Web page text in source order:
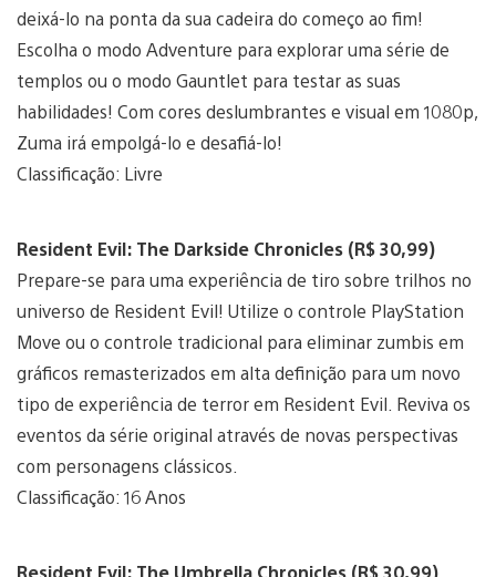
deixá-lo na ponta da sua cadeira do começo ao fim!
Escolha o modo Adventure para explorar uma série de
templos ou o modo Gauntlet para testar as suas
habilidades! Com cores deslumbrantes e visual em 1080p,
Zuma irá empolgá-lo e desafiá-lo!
Classificação: Livre
Resident Evil: The Darkside Chronicles (R$ 30,99)
Prepare-se para uma experiência de tiro sobre trilhos no
universo de Resident Evil! Utilize o controle PlayStation
Move ou o controle tradicional para eliminar zumbis em
gráficos remasterizados em alta definição para um novo
tipo de experiência de terror em Resident Evil. Reviva os
eventos da série original através de novas perspectivas
com personagens clássicos.
Classificação: 16 Anos
Resident Evil: The Umbrella Chronicles (R$ 30,99)